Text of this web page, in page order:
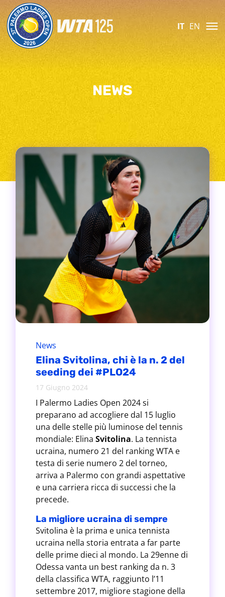
IT EN
NEWS
News
Elina Svitolina, chi è la n. 2 del
seeding dei #PLO24
17 Giugno 2024
I Palermo Ladies Open 2024 si
preparano ad accogliere dal 15 luglio
una delle stelle più luminose del tennis
mondiale: Elina Svitolina. La tennista
ucraina, numero 21 del ranking WTA e
testa di serie numero 2 del torneo,
arriva a Palermo con grandi aspettative
e una carriera ricca di successi che la
precede.
La migliore ucraina di sempre
Svitolina è la prima e unica tennista
ucraina nella storia entrata a far parte
delle prime dieci al mondo. La 29enne di
Odessa vanta un best ranking da n. 3
della classifica WTA, raggiunto l’11
settembre 2017, migliore stagione della